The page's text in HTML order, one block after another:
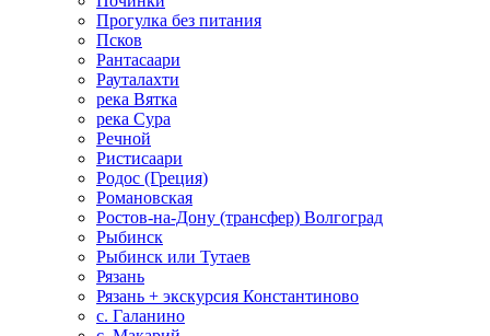
Прогулка без питания
Псков
Рантасаари
Рауталахти
река Вятка
река Сура
Речной
Ристисаари
Родос (Греция)
Романовская
Ростов-на-Дону (трансфер) Волгоград
Рыбинск
Рыбинск или Тутаев
Рязань
Рязань + экскурсия Константиново
с. Галанино